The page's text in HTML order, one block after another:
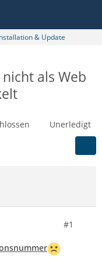
& Update
als Web
Unerledigt
#1